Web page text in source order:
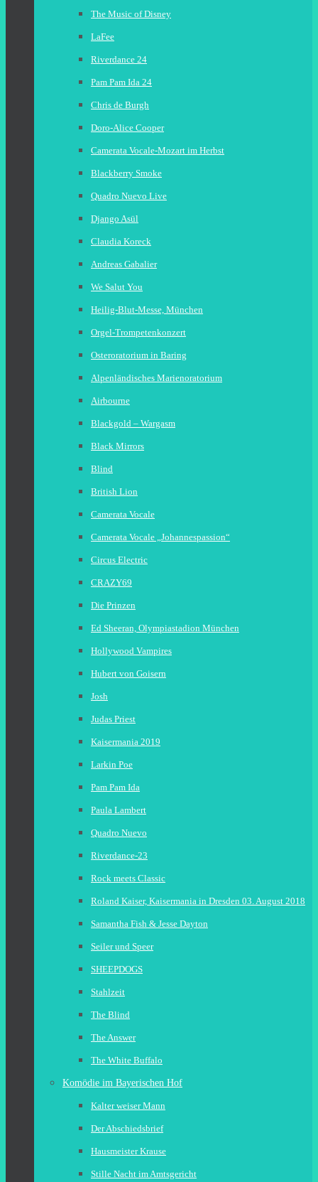
The Music of Disney
LaFee
Riverdance 24
Pam Pam Ida 24
Chris de Burgh
Doro-Alice Cooper
Camerata Vocale-Mozart im Herbst
Blackberry Smoke
Quadro Nuevo Live
Django Asül
Claudia Koreck
Andreas Gabalier
We Salut You
Heilig-Blut-Messe, München
Orgel-Trompetenkonzert
Osteroratorium in Baring
Alpenländisches Marienoratorium
Airbourne
Blackgold – Wargasm
Black Mirrors
Blind
British Lion
Camerata Vocale
Camerata Vocale „Johannespassion“
Circus Electric
CRAZY69
Die Prinzen
Ed Sheeran, Olympiastadion München
Hollywood Vampires
Hubert von Goisern
Josh
Judas Priest
Kaisermania 2019
Larkin Poe
Pam Pam Ida
Paula Lambert
Quadro Nuevo
Riverdance-23
Rock meets Classic
Roland Kaiser, Kaisermania in Dresden 03. August 2018
Samantha Fish & Jesse Dayton
Seiler und Speer
SHEEPDOGS
Stahlzeit
The Blind
The Answer
The White Buffalo
Komödie im Bayerischen Hof
Kalter weiser Mann
Der Abschiedsbrief
Hausmeister Krause
Stille Nacht im Amtsgericht